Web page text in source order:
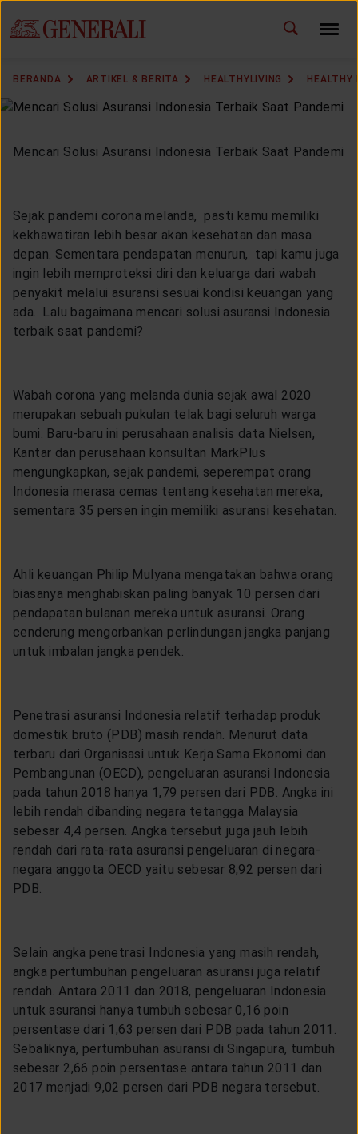
BERANDA ARTIKEL & BERITA HEALTHYLIVING HEALTHY
Mencari Solusi Asuransi Indonesia Terbaik Saat Pandemi
Sejak pandemi corona melanda, pasti kamu memiliki
kekhawatiran lebih besar akan kesehatan dan masa
depan. Sementara pendapatan menurun, tapi kamu juga
ingin lebih memproteksi diri dan keluarga dari wabah
penyakit melalui asuransi sesuai kondisi keuangan yang
ada.. Lalu bagaimana mencari solusi asuransi Indonesia
terbaik saat pandemi?
Wabah corona yang melanda dunia sejak awal 2020
merupakan sebuah pukulan telak bagi seluruh warga
bumi. Baru-baru ini perusahaan analisis data Nielsen,
Kantar dan perusahaan konsultan MarkPlus
mengungkapkan, sejak pandemi, seperempat orang
Indonesia merasa cemas tentang kesehatan mereka,
sementara 35 persen ingin memiliki asuransi kesehatan.
Ahli keuangan Philip Mulyana mengatakan bahwa orang
biasanya menghabiskan paling banyak 10 persen dari
pendapatan bulanan mereka untuk asuransi. Orang
cenderung mengorbankan perlindungan jangka panjang
untuk imbalan jangka pendek.
Penetrasi asuransi Indonesia relatif terhadap produk
domestik bruto (PDB) masih rendah. Menurut data
terbaru dari Organisasi untuk Kerja Sama Ekonomi dan
Pembangunan (OECD), pengeluaran asuransi Indonesia
pada tahun 2018 hanya 1,79 persen dari PDB. Angka ini
lebih rendah dibanding negara tetangga Malaysia
sebesar 4,4 persen. Angka tersebut juga jauh lebih
rendah dari rata-rata asuransi pengeluaran di negara-
negara anggota OECD yaitu sebesar 8,92 persen dari
PDB.
Selain angka penetrasi Indonesia yang masih rendah,
angka pertumbuhan pengeluaran asuransi juga relatif
rendah. Antara 2011 dan 2018, pengeluaran Indonesia
untuk asuransi hanya tumbuh sebesar 0,16 poin
persentase dari 1,63 persen dari PDB pada tahun 2011.
Sebaliknya, pertumbuhan asuransi di Singapura, tumbuh
sebesar 2,66 poin persentase antara tahun 2011 dan
2017 menjadi 9,02 persen dari PDB negara tersebut.
GANTI BAHASA ID EN
TEMUKAN AGEN
SOLUSI KAMI
ARTIKEL DAN BERITA
TENTANG GENERALI
KEAGENAN